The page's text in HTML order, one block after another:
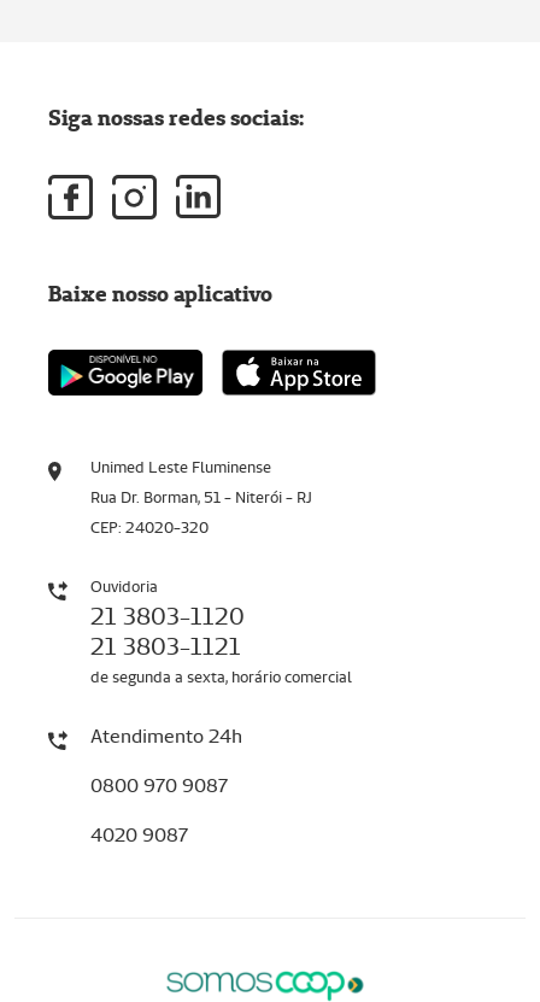
Unimed Leste Fluminense
Rua Dr. Borman, 51 - Niterói - RJ
CEP: 24020-320
Ouvidoria
21 3803-1120
21 3803-1121
de segunda a sexta, horário comercial
Atendimento 24h
0800 970 9087
4020 9087
Siga nossas redes sociais:
Baixe nosso aplicativo